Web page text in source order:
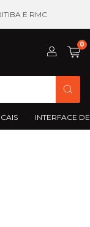
E RMC
0
INTERFACE